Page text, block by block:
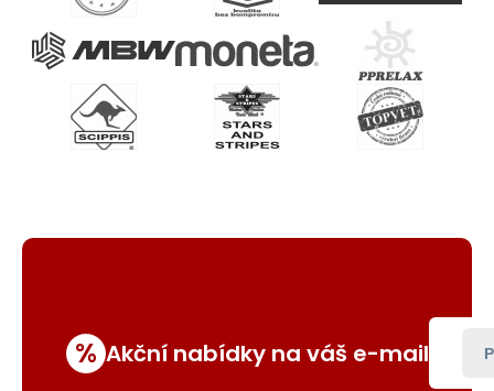
% Akční nabídky na váš e-mail